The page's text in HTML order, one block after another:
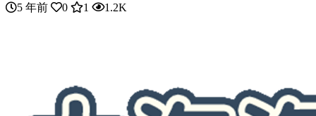
5 年前
0 1 1.2K